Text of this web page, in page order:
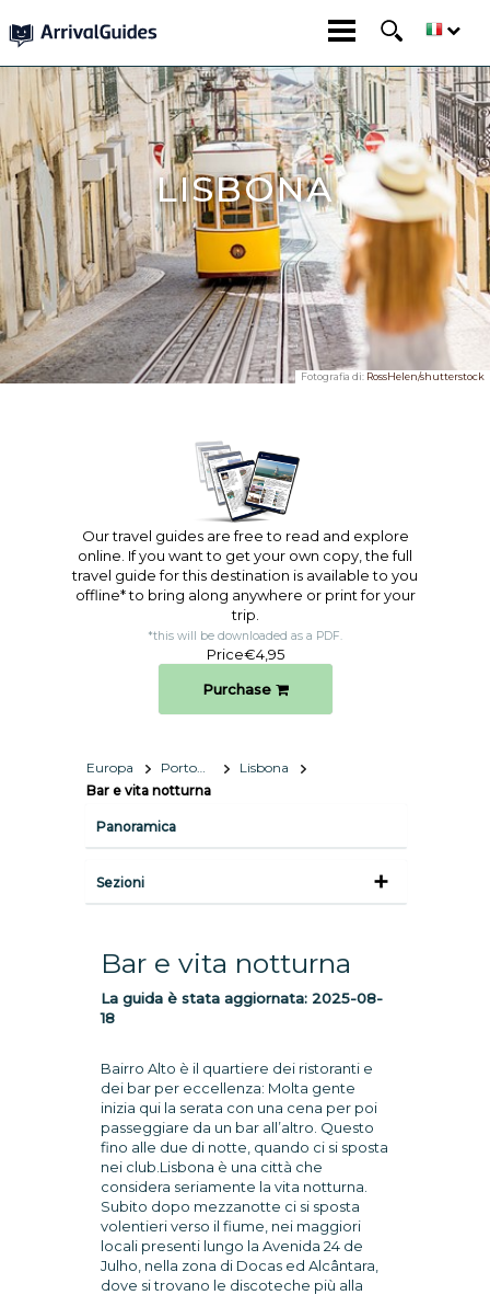
LISBONA
Fotografia di: RossHelen/shutterstock
Our travel guides are free to read and explore
online. If you want to get your own copy, the full
travel guide for this destination is available to you
offline* to bring along anywhere or print for your
trip.​
*this will be downloaded as a PDF.
Price€4,95
Purchase
Europa Portogallo
Lisbona
Bar e vita notturna
Panoramica
Sezioni
Bar e vita notturna
La guida è stata aggiornata: 2025-08-
18
Bairro Alto è il quartiere dei ristoranti e
dei bar per eccellenza: Molta gente
inizia qui la serata con una cena per poi
passeggiare da un bar all’altro. Questo
fino alle due di notte, quando ci si sposta
nei club.Lisbona è una città che
considera seriamente la vita notturna.
Subito dopo mezzanotte ci si sposta
volentieri verso il fiume, nei maggiori
locali presenti lungo la Avenida 24 de
Julho, nella zona di Docas ed Alcântara,
dove si trovano le discoteche più alla